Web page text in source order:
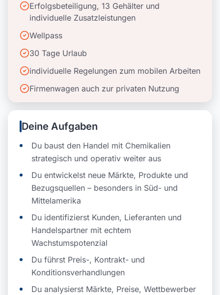
Erfolgsbeteiligung, 13 Gehälter und
individuelle Zusatzleistungen
Wellpass
30 Tage Urlaub
individuelle Regelungen zum mobilen Arbeiten
Firmenwagen auch zur privaten Nutzung
Deine Aufgaben
Du baust den Handel mit Chemikalien
strategisch und operativ weiter aus
Du entwickelst neue Märkte, Produkte und
Bezugsquellen – besonders in Süd- und
Mittelamerika
Du identifizierst Kunden, Lieferanten und
Handelspartner mit echtem
Wachstumspotenzial
Du führst Preis-, Kontrakt- und
Konditionsverhandlungen
Du analysierst Märkte, Preise, Wettbewerber